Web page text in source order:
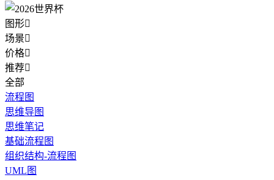
图形
场景
价格
推荐
全部
流程图
思维导图
思维笔记
基础流程图
组织结构-流程图
UML图